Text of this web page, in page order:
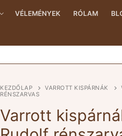
VÉLEMÉNYEK RÓLAM
KEZDŐLAP VARROTT KISPÁRNÁK
RÉNSZARVAS
Varrott